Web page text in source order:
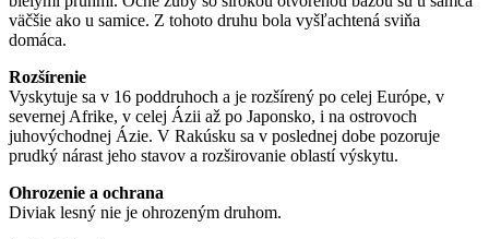
väčšie ako u samice. Z tohoto druhu bola vyšľachtená sviňa
domáca.
Rozšírenie
Vyskytuje sa v 16 poddruhoch a je rozšírený po celej Európe, v
severnej Afrike, v celej Ázii až po Japonsko, i na ostrovoch
juhovýchodnej Ázie. V Rakúsku sa v poslednej dobe pozoruje
prudký nárast jeho stavov a rozširovanie oblastí výskytu.
Ohrozenie a ochrana
Diviak lesný nie je ohrozeným druhom.